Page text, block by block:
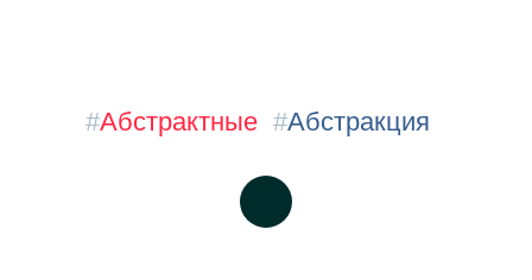
#Абстрактные #Абстракция